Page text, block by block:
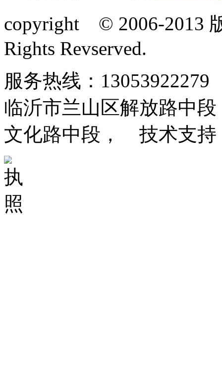
copyright © 2006-2013
Rights Revserved.
服务热线：
临沂市兰山区解放路中
文化路中段， 技术支持